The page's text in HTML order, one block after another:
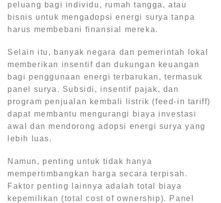
peluang bagi individu, rumah tangga, atau
bisnis untuk mengadopsi energi surya tanpa
harus membebani finansial mereka.
Selain itu, banyak negara dan pemerintah lokal
memberikan insentif dan dukungan keuangan
bagi penggunaan energi terbarukan, termasuk
panel surya. Subsidi, insentif pajak, dan
program penjualan kembali listrik (feed-in tariff)
dapat membantu mengurangi biaya investasi
awal dan mendorong adopsi energi surya yang
lebih luas.
Namun, penting untuk tidak hanya
mempertimbangkan harga secara terpisah.
Faktor penting lainnya adalah total biaya
kepemilikan (total cost of ownership). Panel